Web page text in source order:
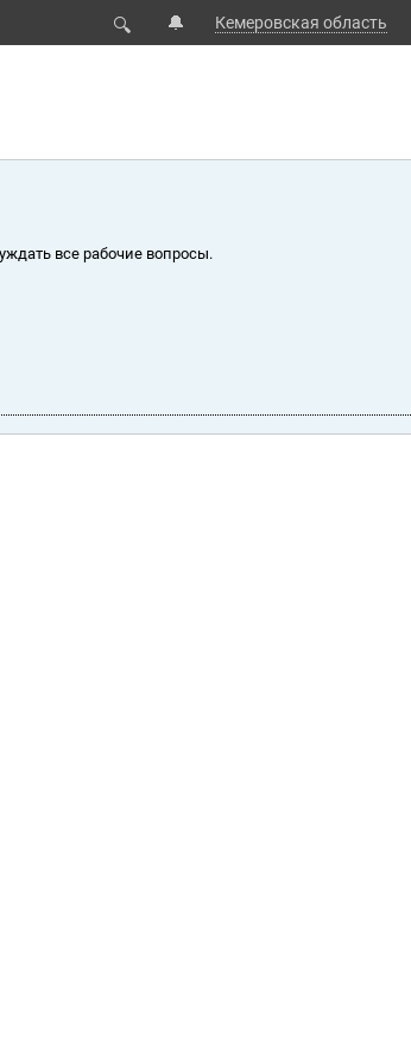
🔍 🔔 Кемеровская область
все рабочие вопросы.